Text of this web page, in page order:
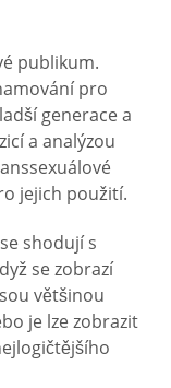
publikum.
pro
generace a
a analýzou
jejich použití.
shodují s
se zobrazí
většinou
je lze zobrazit